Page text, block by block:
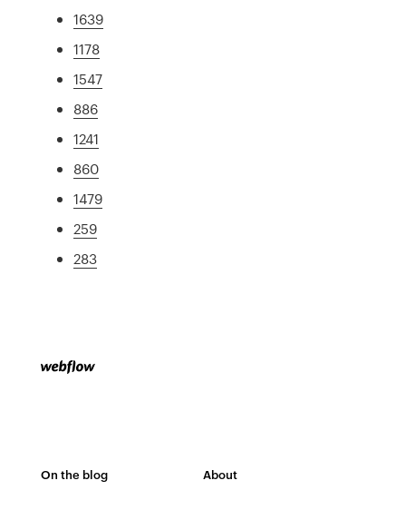
1639
1178
1547
886
1241
860
1479
259
283
On the blog About